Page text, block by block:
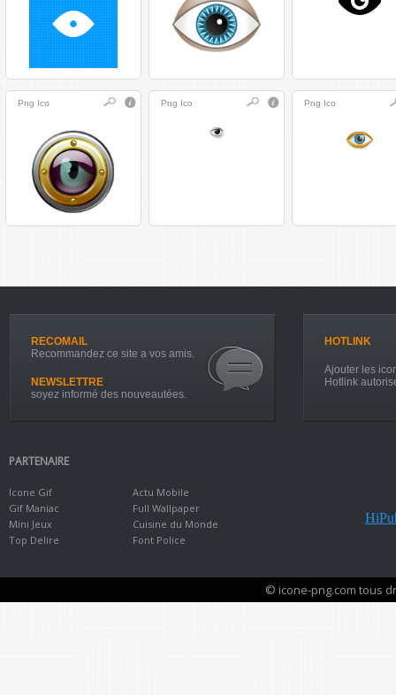
Png Ico Png Ico Png Ico
RECOMAIL
Recommandez ce site a vos amis.
NEWSLETTRE
soyez informé des nouveautées.
HOTLINK
Ajouter les
Hotlink
PARTENAIRE
Icone Gif
Gif Maniac
Mini Jeux
Top Delire
Actu Mobile
Full Wallpaper
Cuisine du Monde
Font Police
© icone-png.com tous